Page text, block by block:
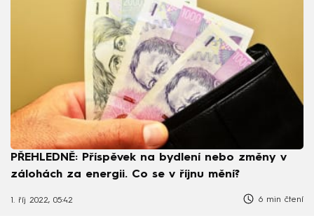
PŘEHLEDNĚ: Příspěvek na bydlení nebo změny v
zálohách za energii. Co se v říjnu mění?
1. říj 2022, 05:42 6 min čtení